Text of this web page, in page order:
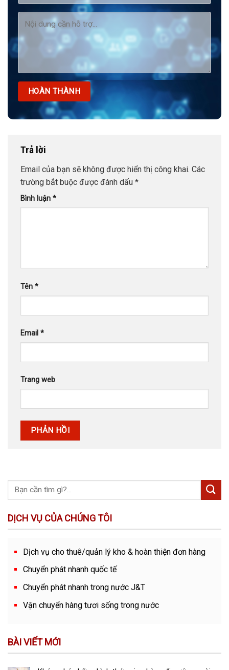
Trả lời
Email của bạn sẽ không được hiển thị công khai. Các
trường bắt buộc được đánh dấu *
Bình luận *
Tên *
Email *
Trang web
DỊCH VỤ CỦA CHÚNG TÔI
Dịch vụ cho thuê/quản lý kho & hoàn thiện đơn hàng
Chuyển phát nhanh quốc tế
Chuyển phát nhanh trong nước J&T
Vận chuyển hàng tươi sống trong nước
BÀI VIẾT MỚI